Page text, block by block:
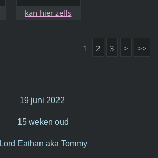
kan hier zelfs
1
2 3 > >>
19 juni 2022
15 weken oud
Lord Eathan aka Tommy